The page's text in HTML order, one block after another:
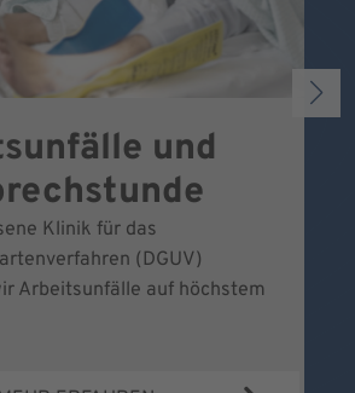
und
Klinik für das
(DGUV)
Arbeitsunfälle auf höchstem